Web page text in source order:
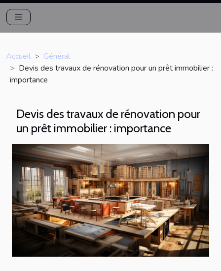
Accueil
Général
Devis des travaux de rénovation pour un prêt immobilier :
importance
Devis des travaux de rénovation pour
un prêt immobilier : importance